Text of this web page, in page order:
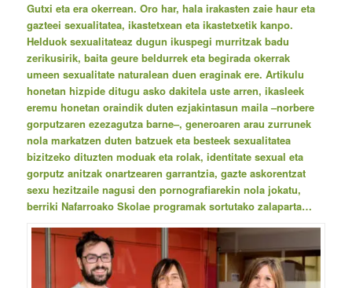
Gutxi eta era okerrean. Oro har, hala irakasten zaie haur eta
gazteei sexualitatea, ikastetxean eta ikastetxetik kanpo.
Helduok sexualitateaz dugun ikuspegi murritzak badu
zerikusirik, baita geure beldurrek eta begirada okerrak
umeen sexualitate naturalean duen eraginak ere. Artikulu
honetan hizpide ditugu asko dakitela uste arren, ikasleek
eremu honetan oraindik duten ezjakintasun maila –norbere
gorputzaren ezezagutza barne–, generoaren arau zurrunek
nola markatzen duten batzuek eta besteek sexualitatea
bizitzeko dituzten moduak eta rolak, identitate sexual eta
gorputz anitzak onartzearen garrantzia, gazte askorentzat
sexu hezitzaile nagusi den pornografiarekin nola jokatu,
berriki Nafarroako Skolae programak sortutako zalaparta…